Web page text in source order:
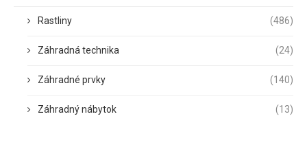
Rastliny (486)
Záhradná technika (24)
Záhradné prvky (140)
Záhradný nábytok (13)